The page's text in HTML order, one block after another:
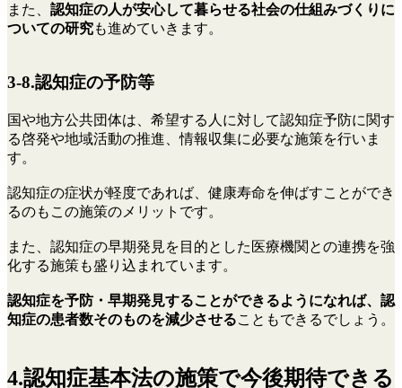
また、 認知症の人が安心して暮らせる社会の仕組みづくりに
ついての研究も進めていきます。
3-8.認知症の予防等
国や地方公共団体は、希望する人に対して認知症予防に関す
る啓発や地域活動の推進、情報収集に必要な施策を行いま
す。
認知症の症状が軽度であれば、健康寿命を伸ばすことができ
るのもこの施策のメリットです。
また、認知症の早期発見を目的とした医療機関との連携を強
化する施策も盛り込まれています。
認知症を予防・早期発見することができるようになれば、認
知症の患者数そのものを減少させることもできるでしょう。
4.認知症基本法の施策で今後期待できる